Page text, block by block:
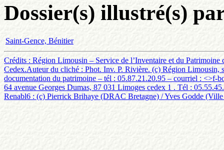
Dossier(s) illustré(s)
Saint-Gence, Bénitier
Crédits : Région Limousin – Service de l’Inventaire et du
Cedex.Auteur du cliché : Phot. Inv. P. Rivière. (c) Région
documentation du patrimoine – tél : 05.87.21.20.95 – courriel : <>f-
64 avenue Georges Dumas, 87 031 Limoges cedex 1 . Tél :
Renabl6 : (c) Pierrick Brihaye (DRAC Bretagne) / Yves Godde